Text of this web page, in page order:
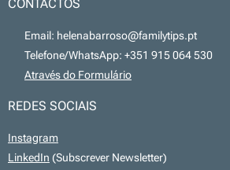
CONTACTOS
📧 Email: helenabarroso@familytips.pt
📞 Telefone/WhatsApp: +351 915 064 530
Através do Formulário
REDES SOCIAIS
Instagram
LinkedIn (Subscrever Newsletter)